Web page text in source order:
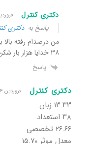
دکتری کنترل فروردین ۲۶, ۱۳۹۴
پاسخ بهدکتری
۳۸ خدایا هزار بار شکرت
پاسخ
دکتری کنترل فروردین ۲۴, ۱۳۹۴ ۱۱:۳۷ ق٫ظ
۱۳.۳۳ زبان
۳۸ استعداد
۲۶.۶۶ تخصصی
معدل موثر ۱۵.۷۰